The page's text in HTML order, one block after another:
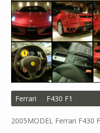
Ferrari F430 F1
2005MODEL Ferrari F430